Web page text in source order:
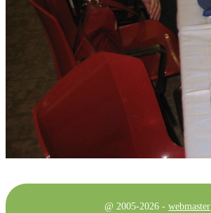
@ 2005-2026 -webmaster